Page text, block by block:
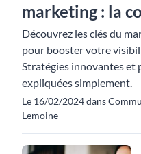
marketing : la
Découvrez les clés du
pour booster votre
Stratégies innovantes et
expliquées simplement.
Le 16/02/2024 dans
Lemoine